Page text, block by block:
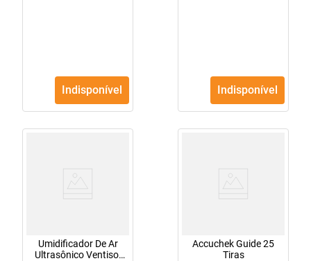
Indisponível Indisponível
Umidificador De Ar
Ultrasônico Ventisol
Accuchek Guide 25
Tiras